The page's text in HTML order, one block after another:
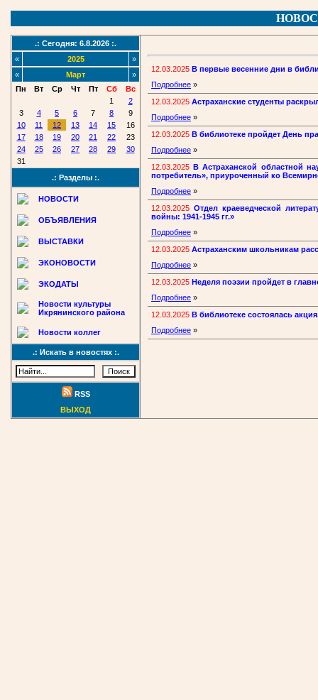
.: Сегодня: 6.8.2026 :.
«
2025
»
«
Март
»
Пн
Вт Ср Чт Пт Сб
Вс
1
2
3
4 5 6 7 8
9
10
11 12 13 14 15
16
17
18 19 20 21 22
23
24
25 26 27 28 29
30
31
.: Разделы :.
НОВОСТИ
ОБЪЯВЛЕНИЯ
ВЫСТАВКИ
ЭКОНОВОСТИ
ЭКОДАТЫ
Новости культуры
Икрянинского района
Новости коллег
.: Искать в новостях :.
RSS
ВЫХОД
12.03.2025 В первые весенние дни в
Подробнее »
12.03.2025 Астраханские студенты
Подробнее »
12.03.2025 В библиотеке пройдет День
Подробнее »
12.03.2025 В Астраханской областной
потребитель», приуроченный ко
Подробнее »
12.03.2025 Отдел краеведческой
войны: 1941-1945 гг.»
Подробнее »
12.03.2025 Астраханским школьникам
Подробнее »
12.03.2025 Неделя поэзии пройдет в
Подробнее »
12.03.2025 В библиотеке состоялась
Подробнее »